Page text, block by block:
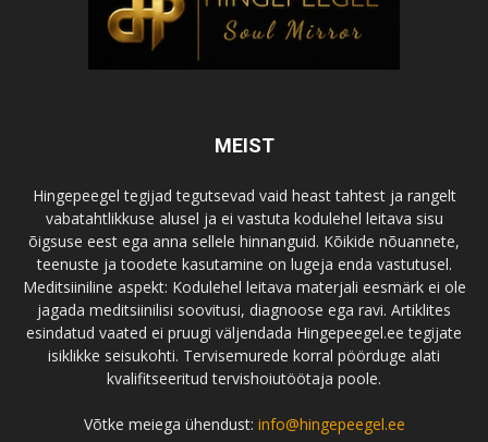
MEIST
Hingepeegel tegijad tegutsevad vaid heast tahtest ja rangelt
vabatahtlikkuse alusel ja ei vastuta kodulehel leitava sisu
õigsuse eest ega anna sellele hinnanguid. Kõikide nõuannete,
teenuste ja toodete kasutamine on lugeja enda vastutusel.
Meditsiiniline aspekt: Kodulehel leitava materjali eesmärk ei ole
jagada meditsiinilisi soovitusi, diagnoose ega ravi. Artiklites
esindatud vaated ei pruugi väljendada Hingepeegel.ee tegijate
isiklikke seisukohti. Tervisemurede korral pöörduge alati
kvalifitseeritud tervishoiutöötaja poole.
Võtke meiega ühendust: info@hingepeegel.ee